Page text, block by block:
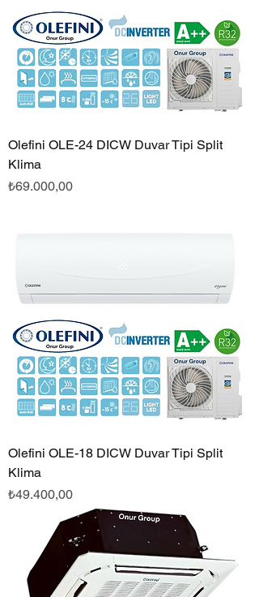
Olefini OLE-24 DICW Duvar Tipi Split
Klima
Fiyat
₺69.000,00
Olefini OLE-18 DICW Duvar Tipi Split
Klima
Fiyat
₺49.400,00